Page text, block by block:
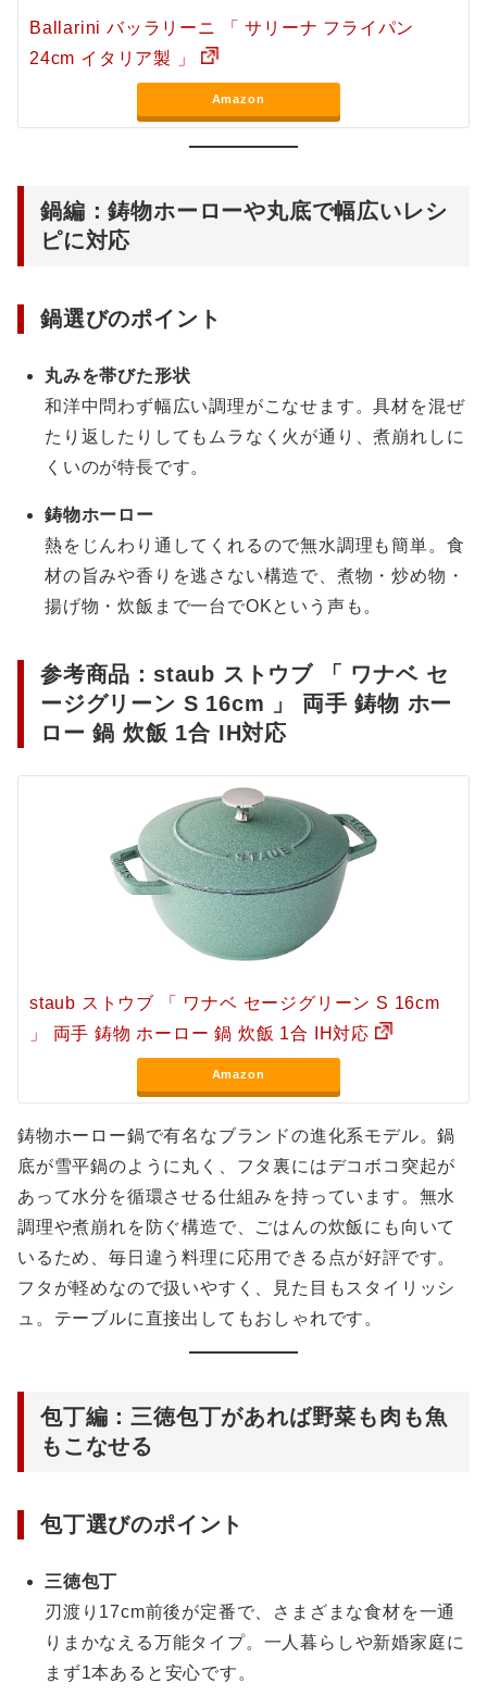
Ballarini バッラリーニ 「 サリーナ フライパン
24cm イタリア製 」
Amazon
鍋編：鋳物ホーローや丸底で幅広いレシ
ピに対応
鍋選びのポイント
丸みを帯びた形状
和洋中問わず幅広い調理がこなせます。具材を混ぜ
たり返したりしてもムラなく火が通り、煮崩れしに
くいのが特長です。
鋳物ホーロー
熱をじんわり通してくれるので無水調理も簡単。食
材の旨みや香りを逃さない構造で、煮物・炒め物・
揚げ物・炊飯まで一台でOKという声も。
参考商品：staub ストウブ 「 ワナベ セ
ージグリーン S 16cm 」 両手 鋳物 ホー
ロー 鍋 炊飯 1合 IH対応
staub ストウブ 「 ワナベ セージグリーン S 16cm
」 両手 鋳物 ホーロー 鍋 炊飯 1合 IH対応
Amazon
鋳物ホーロー鍋で有名なブランドの進化系モデル。鍋
底が雪平鍋のように丸く、フタ裏にはデコボコ突起が
あって水分を循環させる仕組みを持っています。無水
調理や煮崩れを防ぐ構造で、ごはんの炊飯にも向いて
いるため、毎日違う料理に応用できる点が好評です。
フタが軽めなので扱いやすく、見た目もスタイリッシ
ュ。テーブルに直接出してもおしゃれです。
包丁編：三徳包丁があれば野菜も肉も魚
もこなせる
包丁選びのポイント
三徳包丁
刃渡り17cm前後が定番で、さまざまな食材を一通
りまかなえる万能タイプ。一人暮らしや新婚家庭に
まず1本あると安心です。